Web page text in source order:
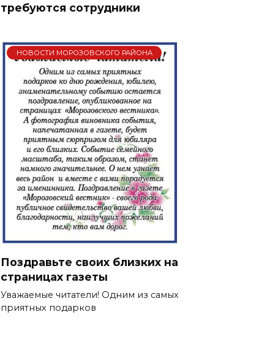
требуются сотрудники
НОВОСТИ МОРОЗОВСКОГО РАЙОНА
Поздравьте своих близких на
страницах газеты
Уважаемые читатели! Одним из самых
приятных подарков